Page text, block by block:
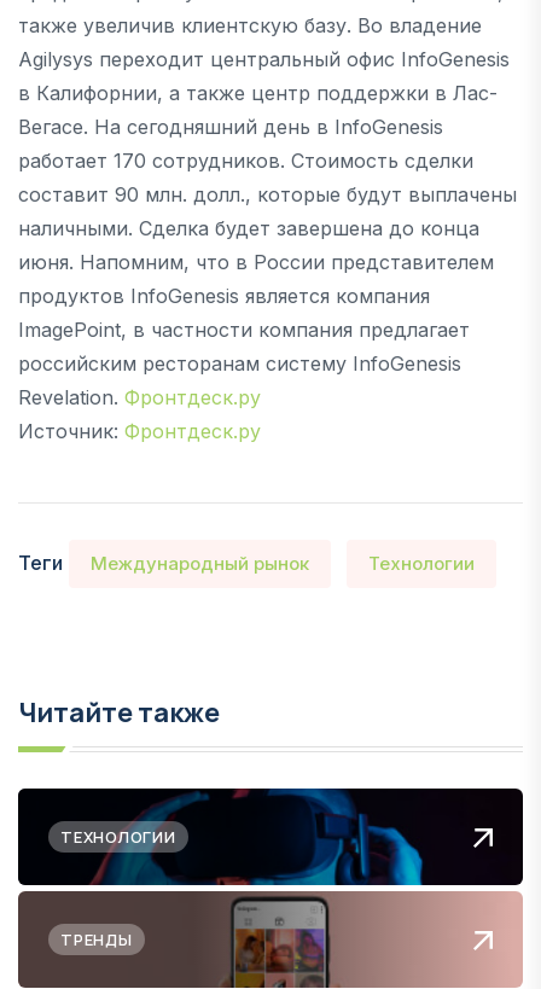
также увеличив клиентскую базу. Во владение
Agilysys переходит центральный офис InfoGenesis
в Калифорнии, а также центр поддержки в Лас-
Вегасе. На сегодняшний день в InfoGenesis
работает 170 сотрудников. Стоимость сделки
составит 90 млн. долл., которые будут выплачены
наличными. Сделка будет завершена до конца
июня. Напомним, что в России представителем
продуктов InfoGenesis является компания
ImagePoint, в частности компания предлагает
российским ресторанам систему InfoGenesis
Revelation. Фронтдеск.ру
Источник: Фронтдеск.ру
Теги Международный рынок Технологии
Читайте также
ТЕХНОЛОГИИ
ТРЕНДЫ